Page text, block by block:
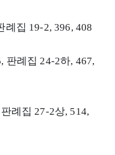
례집 19-2, 396, 408
판례집 24-2하, 467,
례집 27-2상, 514,